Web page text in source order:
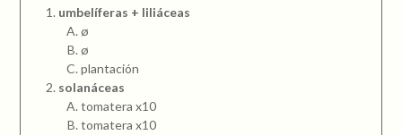
umbelíferas + liliáceas
ø
ø
plantación
solanáceas
tomatera x10
tomatera x10